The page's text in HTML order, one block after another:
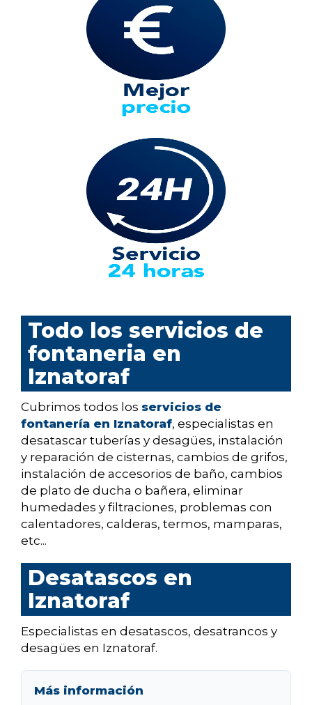
Todo los servicios de
fontaneria en
Iznatoraf
Cubrimos todos los servicios de
fontanería en Iznatoraf, especialistas en
desatascar tuberías y desagües, instalación
y reparación de cisternas, cambios de grifos,
instalación de accesorios de baño, cambios
de plato de ducha o bañera, eliminar
humedades y filtraciones, problemas con
calentadores, calderas, termos, mamparas,
etc...
Desatascos en
Iznatoraf
Especialistas en desatascos, desatrancos y
desagües en Iznatoraf.
Más información